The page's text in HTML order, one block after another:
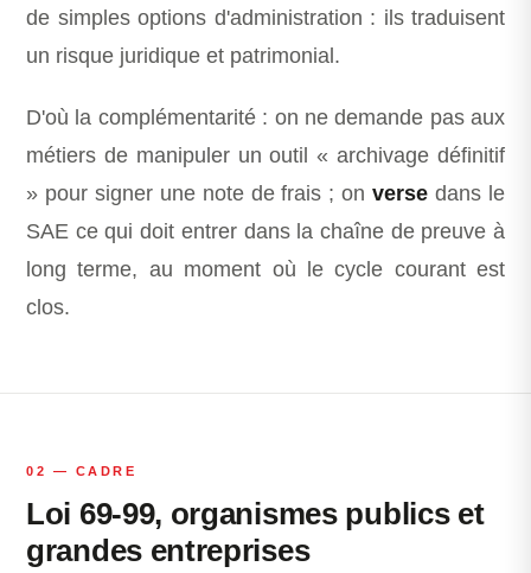
de simples options d'administration : ils traduisent
un risque juridique et patrimonial.
D'où la complémentarité : on ne demande pas aux
métiers de manipuler un outil « archivage définitif
» pour signer une note de frais ; onverse dans le
SAE ce qui doit entrer dans la chaîne de preuve à
long terme, au moment où le cycle courant est
clos.
02 — CADRE
Loi 69-99, organismes publics et
grandes entreprises